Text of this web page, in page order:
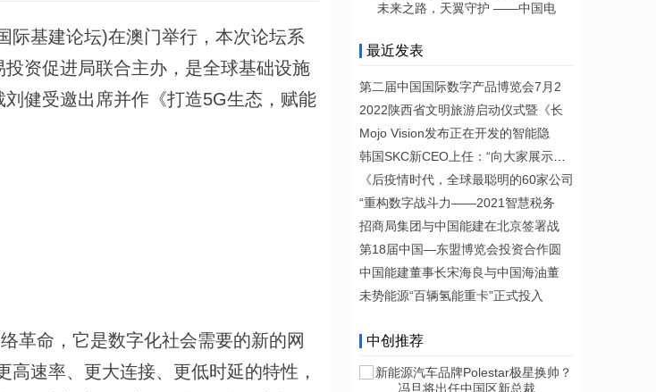
基建论坛)在澳门举行，本次论坛系
资促进局联合主办，是全球基础设施
健受邀出席并作《打造5G生态，赋能
命，它是数字化社会需要的新的网
速率、更大连接、更低时延的特性，
未来之路，天翼守护 ——中国电
最近发表
第二届中国国际数字产品博览会7月2
2022陕西省文明旅游启动仪式暨《长
Mojo Vision发布正在开发的智能隐
《后疫情时代，全球最聪明的60家公司
“重构数字战斗力——2021智慧税务
招商局集团与中国能建在北京签署战
第18届中国—东盟博览会投资合作圆
中国能建董事长宋海良与中国海油董
未势能源“百辆氢能重卡”正式投入
中创推荐